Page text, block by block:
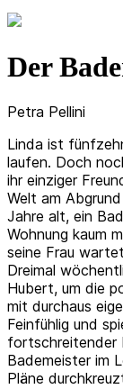
Der
Petra Pellini
Linda ist
laufen. Doch
ihr einziger
Welt am
Jahre alt, ein
Wohnung kaum
seine Frau
Dreimal
Hubert, um die
mit durchaus
Feinfühlig und
fortschreitender
Bademeister im
Pläne